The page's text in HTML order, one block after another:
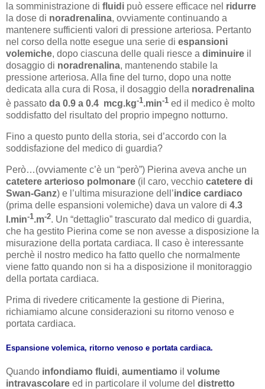
la somministrazione di fluidi può essere efficace nel ridurre
la dose di noradrenalina, ovviamente continuando a
mantenere sufficienti valori di pressione arteriosa. Pertanto
nel corso della notte esegue una serie di espansioni
volemiche, dopo ciascuna delle quali riesce a diminuire il
dosaggio di noradrenalina, mantenendo stabile la
pressione arteriosa. Alla fine del turno, dopo una notte
dedicata alla cura di Rosa, il dosaggio della noradrenalina
è passato da 0.9 a 0.4 mcg.kg-1.min-1 ed il medico è molto
soddisfatto del risultato del proprio impegno notturno.
Fino a questo punto della storia, sei d’accordo con la
soddisfazione del medico di guardia?
Però…(ovviamente c’è un “però”) Pierina aveva anche un
catetere arterioso polmonare (il caro, vecchio catetere di
Swan-Ganz) e l’ultima misurazione dell’indice cardiaco
(prima delle espansioni volemiche) dava un valore di 4.3
l.min-1.m-2. Un “dettaglio” trascurato dal medico di guardia,
che ha gestito Pierina come se non avesse a disposizione la
misurazione della portata cardiaca. Il caso è interessante
perchè il nostro medico ha fatto quello che normalmente
viene fatto quando non si ha a disposizione il monitoraggio
della portata cardiaca.
Prima di rivedere criticamente la gestione di Pierina,
richiamiamo alcune considerazioni su ritorno venoso e
portata cardiaca.
Espansione volemica, ritorno venoso e portata cardiaca.
Quando infondiamo fluidi, aumentiamo il volume
intravascolare ed in particolare il volume del distretto